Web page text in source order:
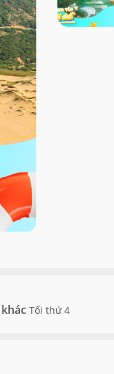
khácTối thứ 4